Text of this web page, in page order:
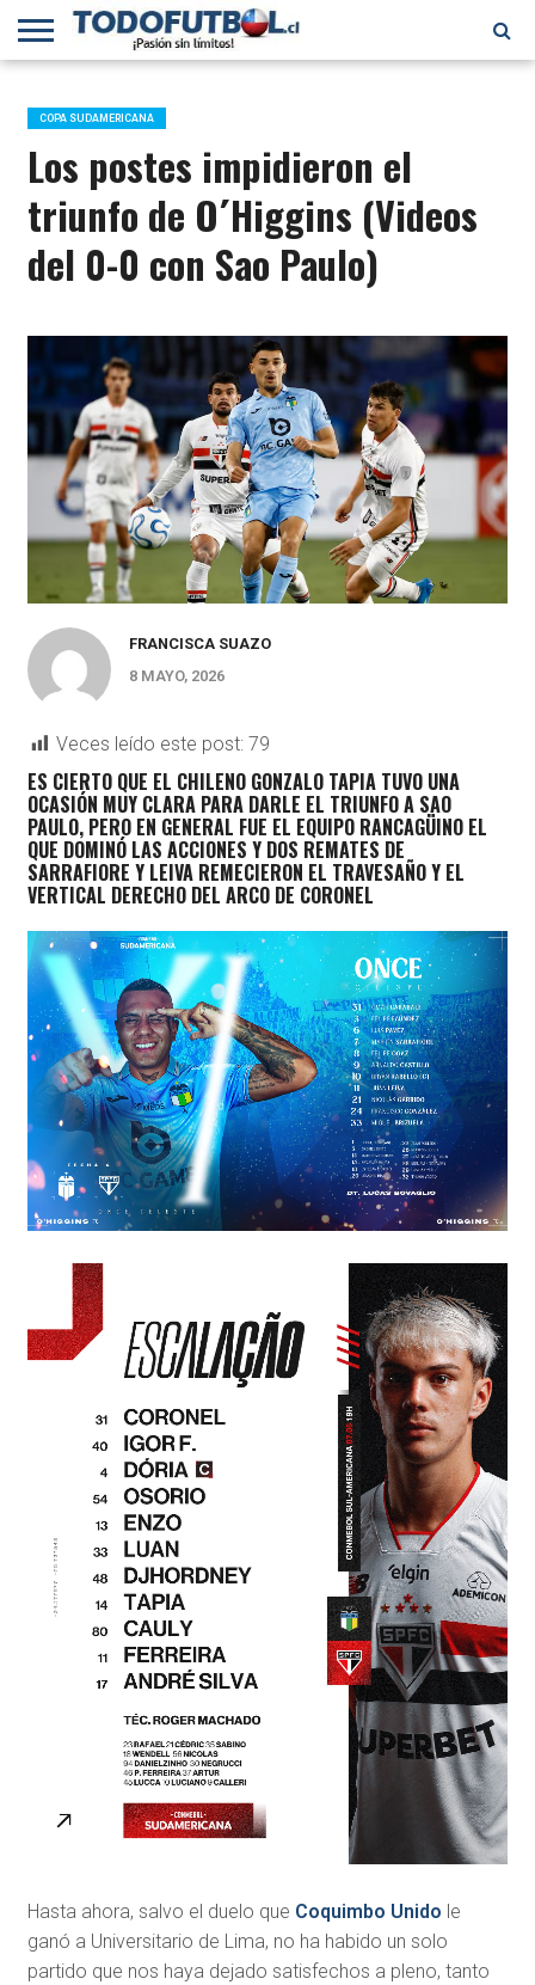
PRIMERA
B
SELECCIÓN
CHILENA
CHILENOS
EN EL
MUNDO
FÚTBOL
INTERNACIONAL
COPA SUDAMERICANA
Los postes impidieron el
triunfo de O´Higgins (Videos
del 0-0 con Sao Paulo)
FRANCISCA SUAZO
8 MAYO, 2026
Veces leído este post: 79
ES CIERTO QUE EL CHILENO GONZALO TAPIA TUVO UNA
OCASIÓN MUY CLARA PARA DARLE EL TRIUNFO A SAO
PAULO, PERO EN GENERAL FUE EL EQUIPO RANCAGÜINO EL
QUE DOMINÓ LAS ACCIONES Y DOS REMATES DE
SARRAFIORE Y LEIVA REMECIERON EL TRAVESAÑO Y EL
VERTICAL DERECHO DEL ARCO DE CORONEL
Hasta ahora, salvo el duelo que Coquimbo Unido le
ganó a Universitario de Lima, no ha habido un solo
partido que nos haya dejado satisfechos a pleno, tanto